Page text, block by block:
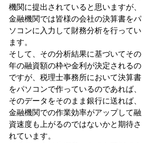
機関に提出されていると思いますが、
金融機関では皆様の会社の決算書をパ
ソコンに入力して財務分析を行ってい
ます。
そして、その分析結果に基づいてその
年の融資額の枠や金利が決定されるの
ですが、税理士事務所において決算書
をパソコンで作っているのであれば、
そのデータをそのまま銀行に送れば、
金融機関での作業効率がアップして融
資速度も上がるのではないかと期待さ
れています。